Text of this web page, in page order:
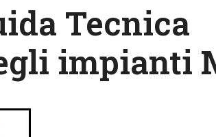
Tecnica
impianti